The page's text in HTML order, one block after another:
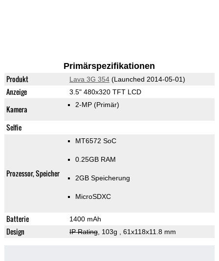
Primärspezifikationen
Produkt Lava 3G 354(Launched 2014-05-01)
Anzeige 3.5" 480x320 TFT LCD
Kamera 2-MP (Primär)
Selfie
Prozessor, Speicher
MT6572 SoC
0.25GB RAM
2GB Speicherung
MicroSDXC
Batterie 1400 mAh
Design IP Rating, 103g , 61x118x11.8 mm